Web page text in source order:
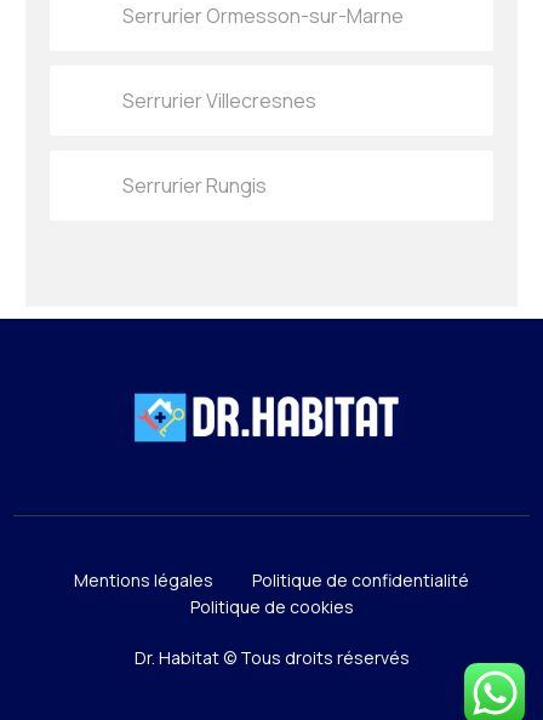
Serrurier Ormesson-sur-Marne
Serrurier Villecresnes
Serrurier Rungis
Dr. Habitat © Tous droits réservés
Mentions légales
Politique de confidentialité
Politique de cookies